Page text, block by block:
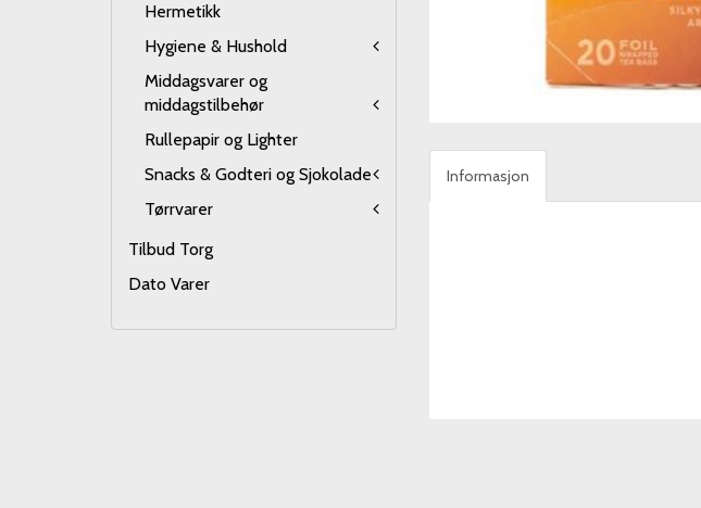
Hermetikk
Hygiene & Hushold
Middagsvarer og
middagstilbehør
Rullepapir og Lighter
Snacks & Godteri og Sjokolade
Tørrvarer
Tilbud Torg
Dato Varer
Informasjon